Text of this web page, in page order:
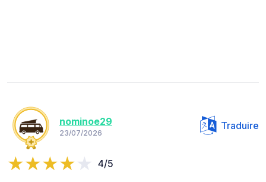
nominoe29
23/07/2026
Traduire
4/5